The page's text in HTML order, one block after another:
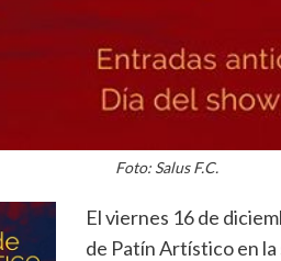
Foto: Salus F.C.
El viernes 16 de
de Patín Artístico en la